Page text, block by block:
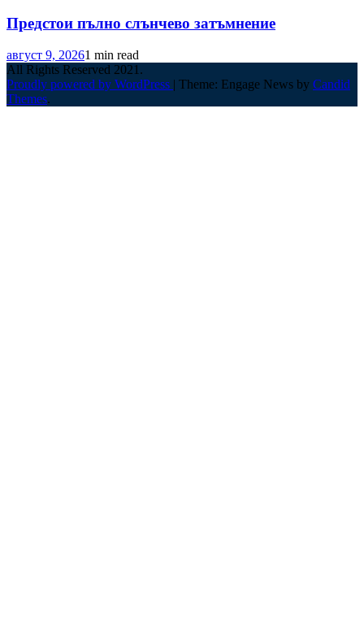
Предстои пълно слънчево затъмнение
август 9, 20261 min read
All Rights Reserved 2021.
Proudly powered by WordPress | Theme: Engage News by Candid
Themes.